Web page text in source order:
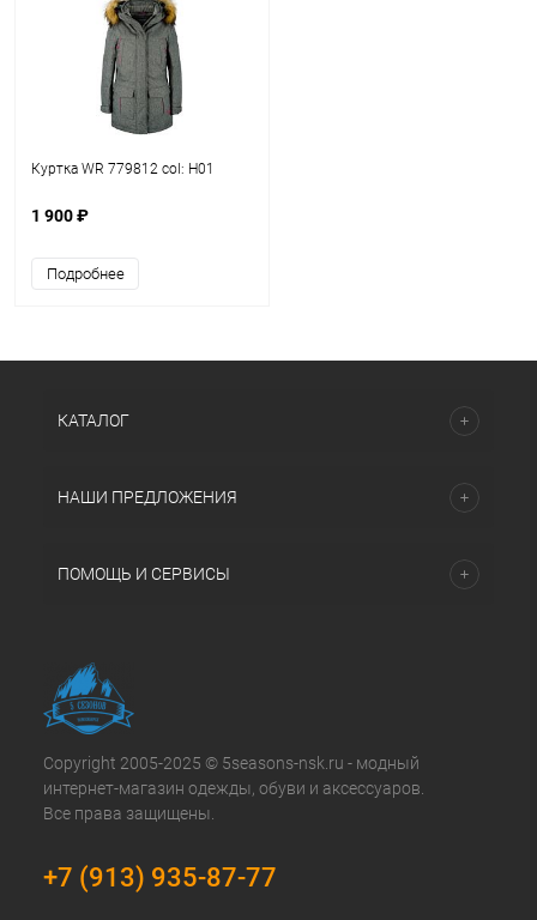
Куртка WR 779812 col: H01
1 900 ₽
Подробнее
КАТАЛОГ
НАШИ ПРЕДЛОЖЕНИЯ
ПОМОЩЬ И СЕРВИСЫ
Copyright 2005-2025 © 5seasons-nsk.ru - модный
интернет-магазин одежды, обуви и аксессуаров.
Все права защищены.
+7 (913) 935-87-77